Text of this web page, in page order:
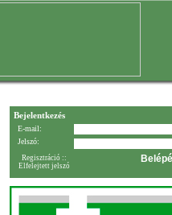
Bejelentkezés
E-mail:
Jelszó:
Regisztráció ::
Elfelejtett jelszó